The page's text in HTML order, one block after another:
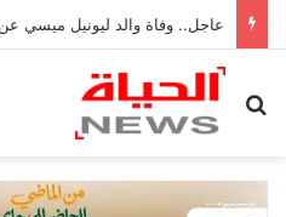
عاجل.. وفاة والد ليونيل ميسي عن عمر 68 عامًا في
بحث عن